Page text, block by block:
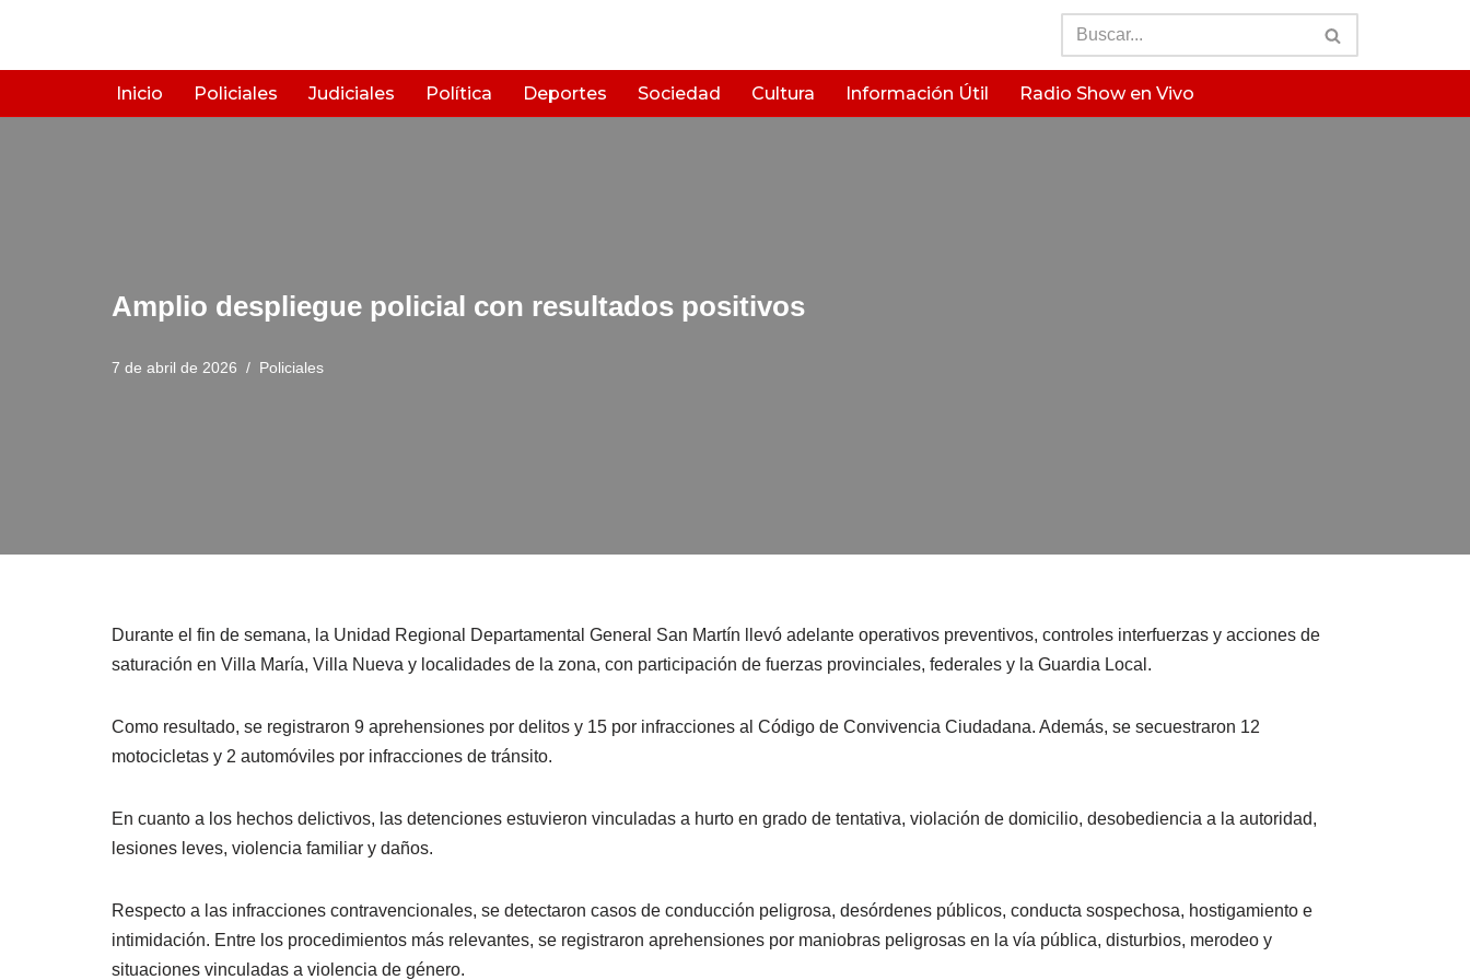
contenido
Inicio Policiales Judiciales Política Deportes Sociedad Cultura Información Útil Radio Show en Vivo
Amplio despliegue policial con resultados positivos
7 de abril de 2026 Policiales
Durante el fin de semana, la Unidad Regional Departamental General San Martín llevó adelante operativos preventivos, controles interfuerzas y acciones de
saturación en Villa María, Villa Nueva y localidades de la zona, con participación de fuerzas provinciales, federales y la Guardia Local.
Como resultado, se registraron 9 aprehensiones por delitos y 15 por infracciones al Código de Convivencia Ciudadana. Además, se secuestraron 12
motocicletas y 2 automóviles por infracciones de tránsito.
En cuanto a los hechos delictivos, las detenciones estuvieron vinculadas a hurto en grado de tentativa, violación de domicilio, desobediencia a la autoridad,
lesiones leves, violencia familiar y daños.
Respecto a las infracciones contravencionales, se detectaron casos de conducción peligrosa, desórdenes públicos, conducta sospechosa, hostigamiento e
intimidación. Entre los procedimientos más relevantes, se registraron aprehensiones por maniobras peligrosas en la vía pública, disturbios, merodeo y
situaciones vinculadas a violencia de género.